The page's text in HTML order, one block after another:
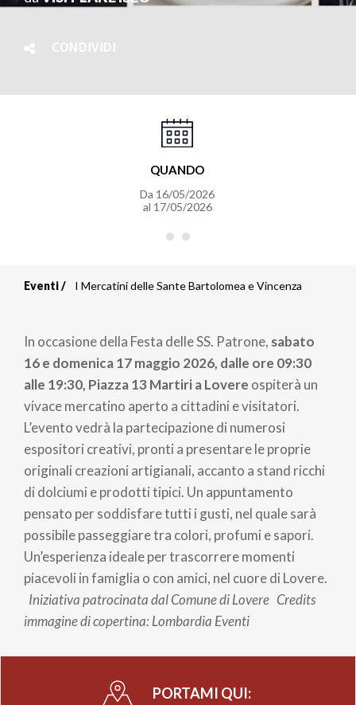
CONDIVIDI
QUANDO
Da 16/05/2026
al 17/05/2026
di
pane
Eventi I Mercatini delle Sante Bartolomea e Vincenza
In occasione della Festa delle SS. Patrone, sabato
16 e domenica 17 maggio 2026, dalle ore 09:30
alle 19:30, Piazza 13 Martiri a Lovere ospiterà un
vivace mercatino aperto a cittadini e visitatori.
L’evento vedrà la partecipazione di numerosi
espositori creativi, pronti a presentare le proprie
originali creazioni artigianali, accanto a stand ricchi
di dolciumi e prodotti tipici. Un appuntamento
pensato per soddisfare tutti i gusti, nel quale sarà
possibile passeggiare tra colori, profumi e sapori.
Un’esperienza ideale per trascorrere momenti
piacevoli in famiglia o con amici, nel cuore di Lovere.
Iniziativa patrocinata dal Comune di Lovere Credits
immagine di copertina: Lombardia Eventi
PORTAMI QUI: